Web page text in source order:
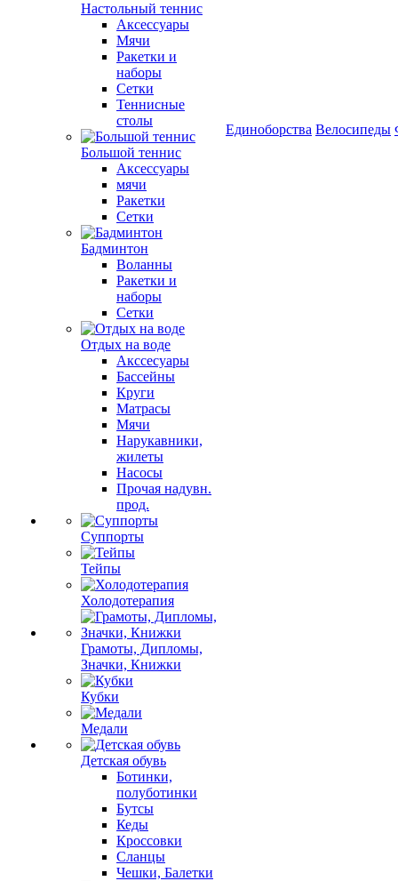
Настольный теннис
Аксессуары
Мячи
Ракетки и
наборы
Сетки
Теннисные
столы
Большой теннис
Аксессуары
мячи
Ракетки
Сетки
Бадминтон
Воланны
Ракетки и
наборы
Сетки
Отдых на воде
Акссесуары
Бассейны
Круги
Матрасы
Мячи
Нарукавники,
жилеты
Насосы
Прочая надувн.
прод.
Суппорты
Тейпы
Холодотерапия
Грамоты, Дипломы,
Значки, Книжки
Кубки
Медали
Детская обувь
Ботинки,
полуботинки
Бутсы
Кеды
Кроссовки
Сланцы
Чешки, Балетки
Единоборства Велосипеды